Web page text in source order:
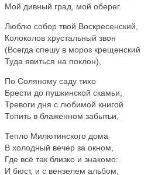
Мой дивный град, мой оберег.
Люблю собор твой Воскресенский,
Колоколов хрустальный звон
(Всегда спешу в мороз крещенский
Туда явиться на поклон),
По Соляному саду тихо
Брести до пушкинской скамьи,
Тревоги дня с любимой книгой
Топить в блаженном забытьи,
Тепло Милютинского дома
В холодный вечер за окном,
Где всё так близко и знакомо:
И бюст, и с вензелем альбом,